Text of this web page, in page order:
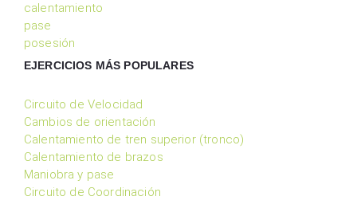
calentamiento
pase
posesión
EJERCICIOS MÁS POPULARES
Circuito de Velocidad
Cambios de orientación
Calentamiento de tren superior (tronco)
Calentamiento de brazos
Maniobra y pase
Circuito de Coordinación